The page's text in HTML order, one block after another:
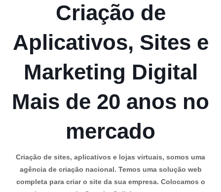
Criação de
Aplicativos, Sites e
Marketing Digital
Mais de 20 anos no
mercado
Criação de sites, aplicativos e lojas virtuais, somos uma
agência de criação nacional. Temos uma solução web
completa para criar o site da sua empresa. Colocamos o